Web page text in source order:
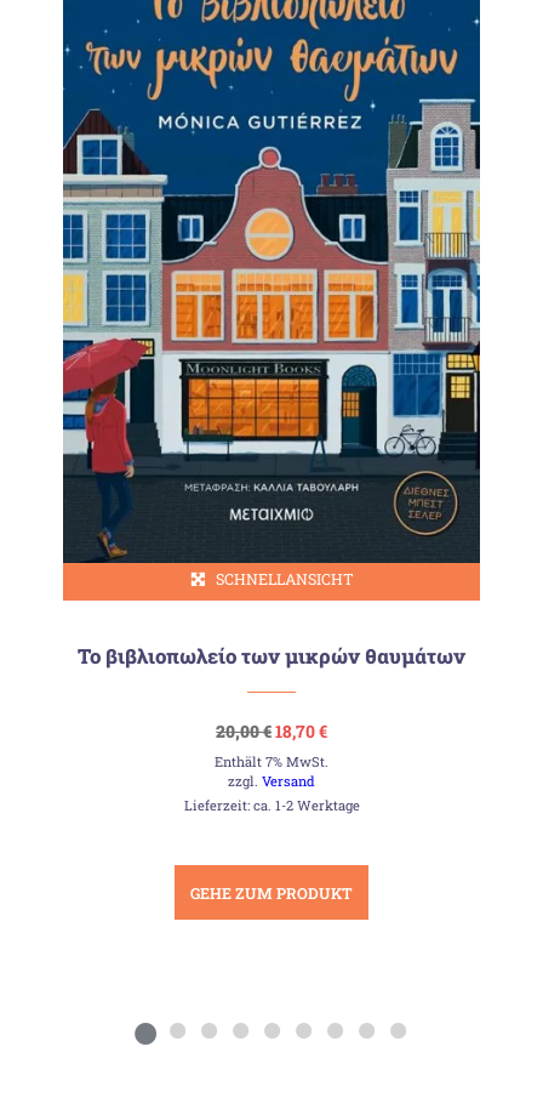
SCHNELLANSICHT
Το βιβλιοπωλείο των μικρών θαυμάτων
20,00€Ursprünglicher
Preis
war:
20,00 €
18,70€Aktueller
ist:
Enthält 7% MwSt.
zzgl.Versand
Lieferzeit: ca. 1-2 Werktage
GEHE ZUM PRODUKT